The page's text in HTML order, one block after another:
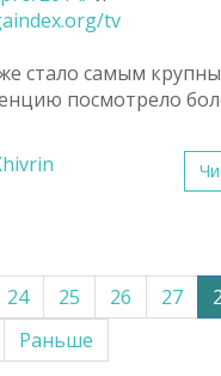
tv
стало самым
посмотрело
24 25 26 27
Раньше